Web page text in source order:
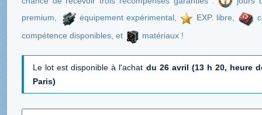
premium,
équipement expérimental, EXP. libre,
compétence disponibles, et
matériaux !
Le lot est disponible à l'achat du 26 avril (13 h 20, heure
Paris)